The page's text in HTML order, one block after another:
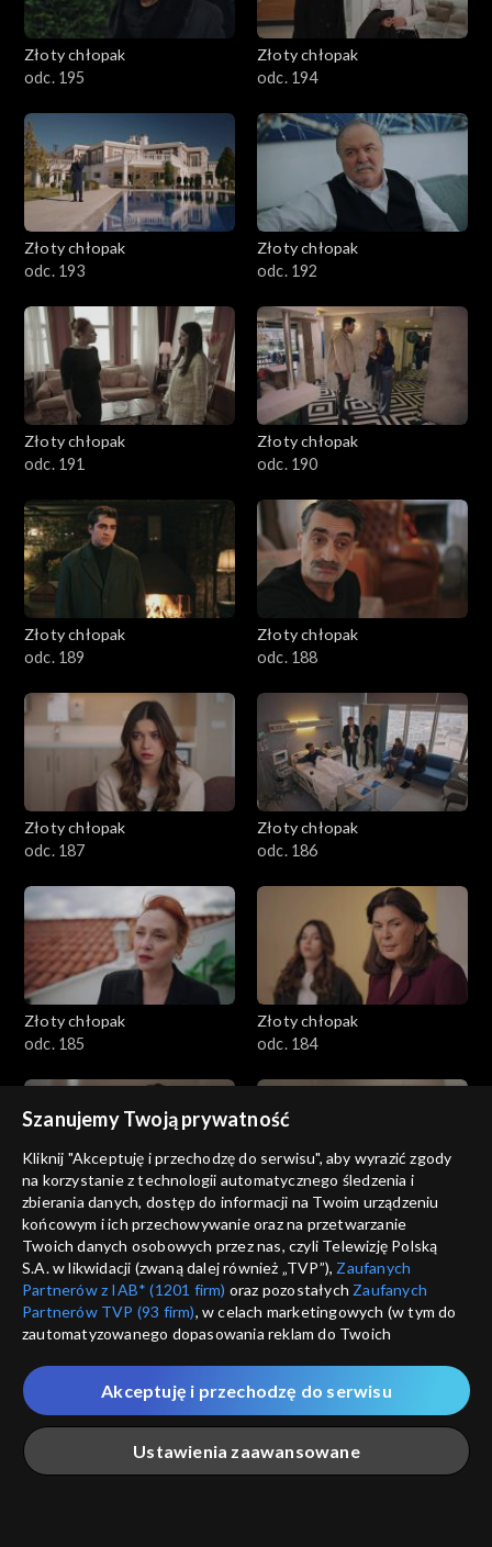
Złoty chłopak
odc. 195
Złoty chłopak
odc. 194
Złoty chłopak
odc. 193
Złoty chłopak
odc. 192
Złoty chłopak
odc. 191
Złoty chłopak
odc. 190
Złoty chłopak
odc. 189
Złoty chłopak
odc. 188
Złoty chłopak
odc. 187
Złoty chłopak
odc. 186
Złoty chłopak
odc. 185
Złoty chłopak
odc. 184
Złoty chłopak
odc. 183
Złoty chłopak
odc. 182
Złoty chłopak
odc. 181
Złoty chłopak
odc. 180
Szanujemy Twoją prywatność
Kliknij "Akceptuję i przechodzę do serwisu", aby wyrazić zgody
na korzystanie z technologii automatycznego śledzenia i
zbierania danych, dostęp do informacji na Twoim urządzeniu
końcowym i ich przechowywanie oraz na przetwarzanie
Twoich danych osobowych przez nas, czyli Telewizję Polską
S.A. w likwidacji (zwaną dalej również „TVP”), Zaufanych
Partnerów z IAB* (1201 firm) oraz pozostałych Zaufanych
Partnerów TVP (93 firm), w celach marketingowych (w tym do
zautomatyzowanego dopasowania reklam do Twoich
które wskazujemy poniżej, a także zgody na udostępnianie
przez nas identyfikatora PPID do Google.
Twoje dane osobowe zbierane podczas odwiedzania przez
Ciebie naszych
poszczególnych serwisówzwanych dalej
„Portalem”, w tym informacje zapisywane za pomocą
Ustawienia zaawansowane
Akceptuję i przechodzę do serwisu